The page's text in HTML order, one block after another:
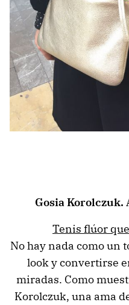
Gosia Korolczuk.
Tenis flúor
No hay nada como un
look y convertirse
miradas. Como
Korolczuk, una ama